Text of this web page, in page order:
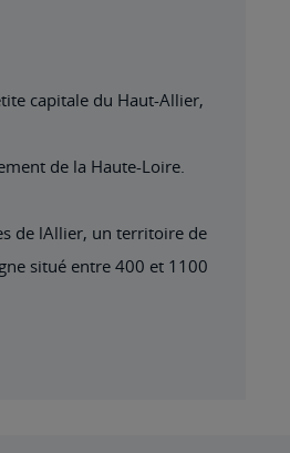
capitale du Haut-Allier,
de la Haute-Loire.
de lAllier, un territoire de
situé entre 400 et 1100